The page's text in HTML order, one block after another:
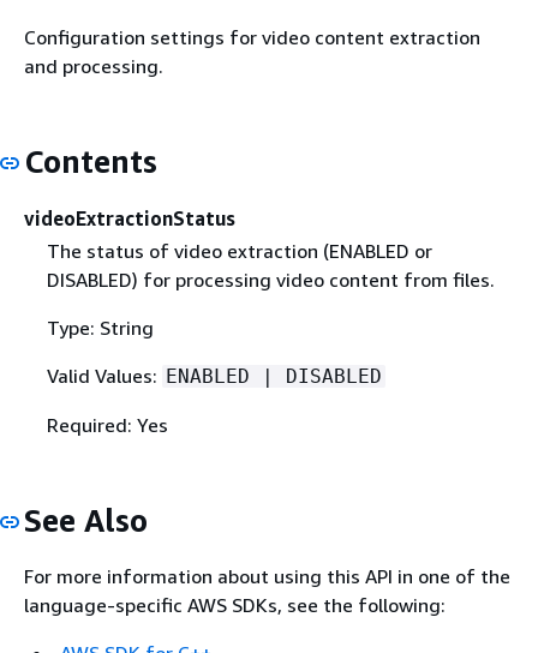
Configuration settings for video content extraction
and processing.
Contents
videoExtractionStatus
The status of video extraction (ENABLED or
DISABLED) for processing video content from files.
Type: String
Valid Values: ENABLED | DISABLED
Required: Yes
See Also
For more information about using this API in one of the
language-specific AWS SDKs, see the following: